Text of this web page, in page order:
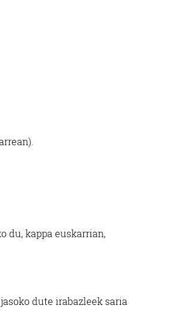
du, kappa euskarrian,
dute irabazleek saria